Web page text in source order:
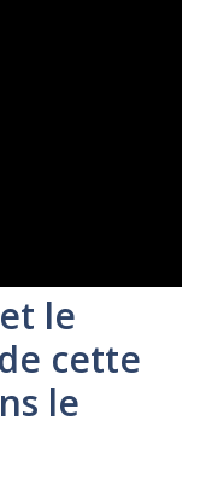
le
cette
le